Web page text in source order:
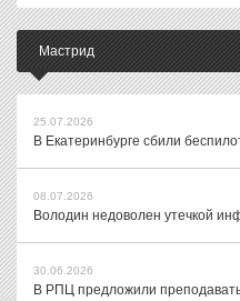
Мастрид
25.07.2026
В Екатеринбурге сбили
08.07.2026
Володин недоволен утечкой
30.06.2026
В РПЦ предложили